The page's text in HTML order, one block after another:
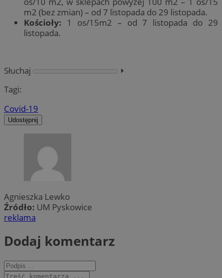
m2 (bez zmian) – od 7 listopada do 29 listopada.
Kościoły: 1 os/15m2 – od 7 listopada do 29
listopada.
Słuchaj
⏵︎
Tagi:
Covid-19
Udostępnij
Agnieszka Lewko
Źródło: UM Pyskowice
reklama
Dodaj komentarz